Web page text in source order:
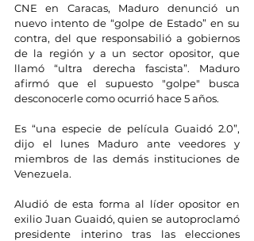
CNE en Caracas, Maduro denunció un
nuevo intento de “golpe de Estado” en su
contra, del que responsabilió a gobiernos
de la región y a un sector opositor, que
llamó “ultra derecha fascista”. Maduro
afirmó que el supuesto "golpe" busca
desconocerle como ocurrió hace 5 años.
Es “una especie de película Guaidó 2.0”,
dijo el lunes Maduro ante veedores y
miembros de las demás instituciones de
Venezuela.
Aludió de esta forma al líder opositor en
exilio Juan Guaidó, quien se autoproclamó
presidente interino tras las elecciones